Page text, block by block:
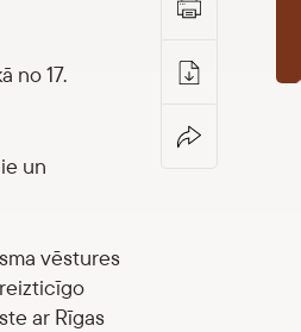
no 17.
un
vēstures
ar Rīgas